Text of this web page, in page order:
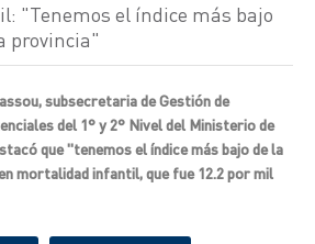
"Tenemos el índice más bajo
provincia"
subsecretaria de Gestión de
del 1° y 2° Nivel del Ministerio de
que "tenemos el índice más bajo de la
mortalidad infantil, que fue 12.2 por mil